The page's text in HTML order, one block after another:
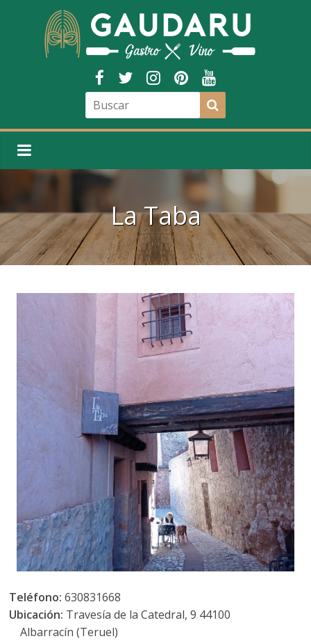
La Taba
Teléfono:630831668
Ubicación: Travesía de la Catedral, 9 44100
Albarracín (Teruel)